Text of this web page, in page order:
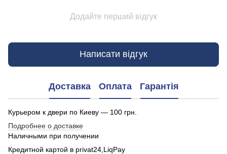
Додайте перший відгук
Написати відгук
Доставка Оплата Гарантія
Курьером к двери по Киеву — 100 грн.
Подробнее о доставке
Наличными при получении
Кредитной картой в privat24,LiqPay